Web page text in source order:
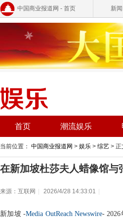
中国商业报道网 - 首页 新闻
首页 潮流娱乐
当前位置： 中国商业报道网 > 娱乐 > 综艺 > 正
在新加坡杜莎夫人蜡像馆
来源：互联网 2026/4/28 14:33:01
新加坡 -Media OutReach Newswire-